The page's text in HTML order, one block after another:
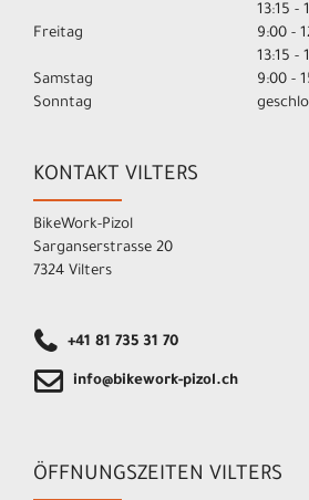
13:15 -
Freitag
9:00 -
13:15 -
Samstag
9:00 -
Sonntag
KONTAKT VILTERS
BikeWork-Pizol
Sarganserstrasse 20
7324 Vilters
+41 81 735 31 70
info@bikework-pizol.ch
ÖFFNUNGSZEITEN VILTERS